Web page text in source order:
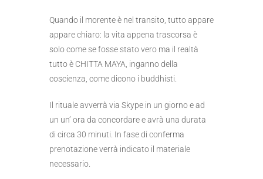
Quando il morente è nel transito, tutto appare
appare chiaro: la vita appena trascorsa è
solo come se fosse stato vero ma il realtà
tutto è CHITTA MAYA, inganno della
coscienza, come dicono i buddhisti.
Il rituale avverrà via Skype in un giorno e ad
un un’ ora da concordare e avrà una durata
di circa 30 minuti. In fase di conferma
prenotazione verrà indicato il materiale
necessario.